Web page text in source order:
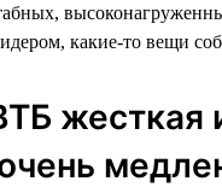
какие-то вещи
жесткая